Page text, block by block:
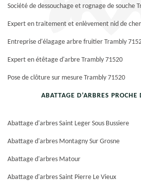
Société de dessouchage et rognage de souche
Expert en traitement et enlèvement nid de
Entreprise d'élagage arbre fruitier Trambly
Expert en étêtage d'arbre Trambly 71520
Pose de clôture sur mesure Trambly 71520
ABATTAGE D'ARBRES PROCHE
Abattage d'arbres Saint Leger Sous Bussiere
Abattage d'arbres Montagny Sur Grosne
Abattage d'arbres Matour
Abattage d'arbres Saint Pierre Le Vieux